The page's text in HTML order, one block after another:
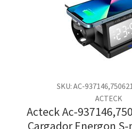
SKU: AC-
ACTECK
Acteck Ac-
Cargador Energon